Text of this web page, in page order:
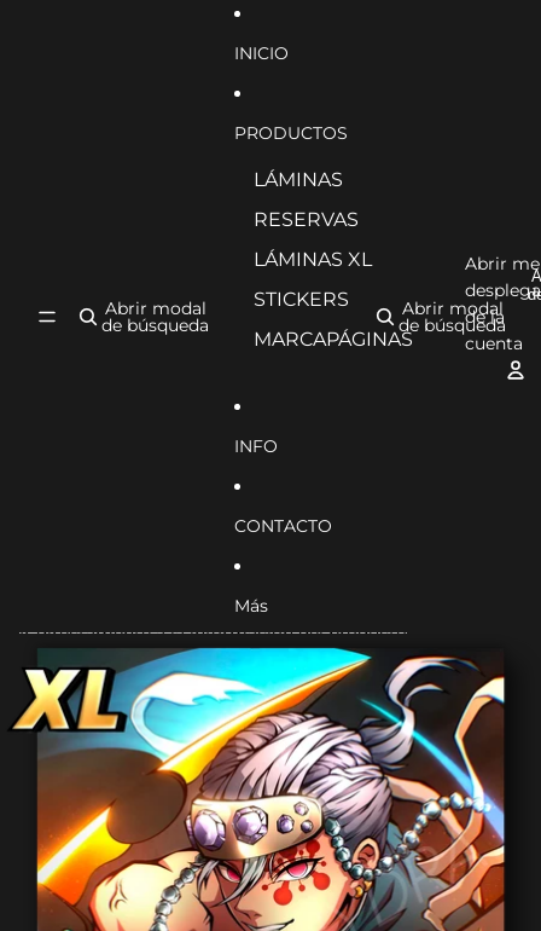
Abrir modal
de búsqueda
INICIO
PRODUCTOS
LÁMINAS
RESERVAS
LÁMINAS XL
STICKERS
MARCAPÁGINAS
INFO
CONTACTO
Más
Abrir modal
de búsqueda
Abrir
de la
cuenta
Ir directamente a la información del producto